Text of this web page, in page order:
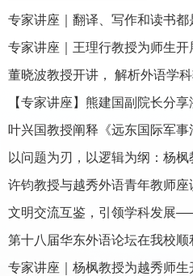
专家讲座｜王理行教授为师生开
董晓波教授开讲， 解析外语学
第十八届华东外语论坛在我校顺